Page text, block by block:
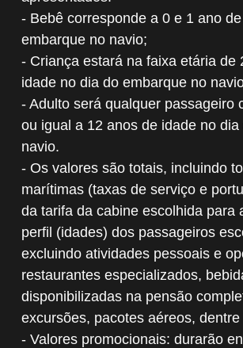
- Bebê corresponde a 0 e 1 ano
embarque no navio;
- Criança estará na faixa etária de
idade no dia do embarque no
- Adulto será qualquer passageiro
ou igual a 12 anos de idade no
navio.
- Os valores são totais, incluindo
marítimas (taxas de serviço e
da tarifa da cabine escolhida para
perfil (idades) dos passageiros
excluindo atividades pessoais e
restaurantes especializados,
disponibilizadas na pensão
excursões, pacotes aéreos, dentre
- Valores promocionais: durarão